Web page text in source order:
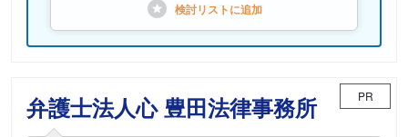
検討リストに追加
弁護士法人心 豊田法律事務所 PR